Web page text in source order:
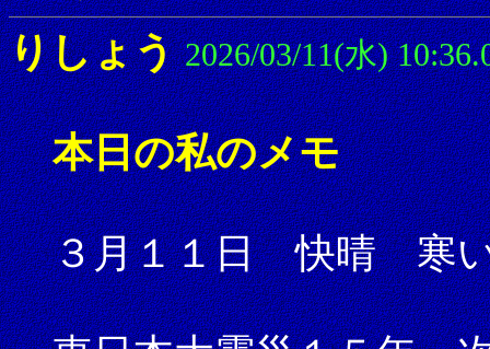
りしょう 2026/03/11(水)
本日の私のメモ
３月１１日 快晴 寒